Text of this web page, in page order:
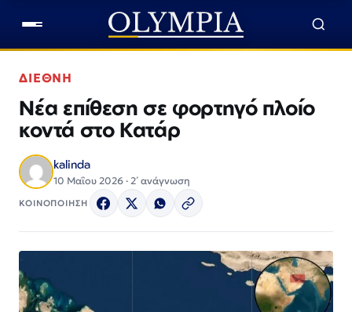
ΔΙΕΘΝΗ
Νέα επίθεση σε φορτηγό πλοίο
κοντά στο Κατάρ
kalinda
10 Μαΐου 2026 · 2΄ ανάγνωση
ΚΟΙΝΟΠΟΙΗΣΗ